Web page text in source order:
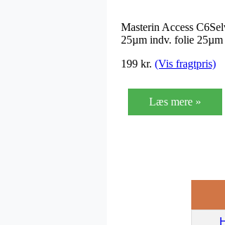
Masterin Access
25µm indv. folie 25µm
199 kr. (Vis fragtpris)
Læs mere »